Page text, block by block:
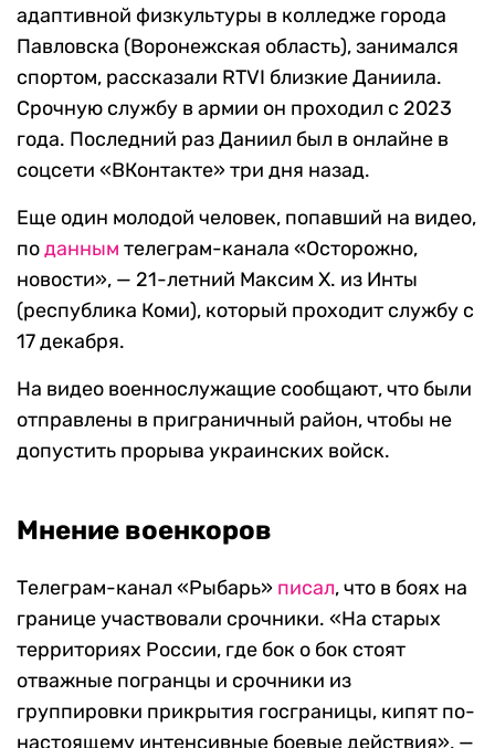
адаптивной физкультуры в колледже города
Павловска (Воронежская область), занимался
спортом, рассказали RTVI близкие Даниила.
Срочную службу в армии он проходил с 2023
года. Последний раз Даниил был в онлайне в
соцсети «ВКонтакте» три дня назад.
Еще один молодой человек, попавший на видео,
поданным телеграм-канала «Осторожно,
новости», — 21-летний Максим Х. из Инты
(республика Коми), который проходит службу с
17 декабря.
На видео военнослужащие сообщают, что были
отправлены в приграничный район, чтобы не
допустить прорыва украинских войск.
Мнение военкоров
Телеграм-канал «Рыбарь» писал, что в боях на
границе участвовали срочники. «На старых
территориях России, где бок о бок стоят
отважные погранцы и срочники из
группировки прикрытия госграницы, кипят по-
настоящему интенсивные боевые действия», —